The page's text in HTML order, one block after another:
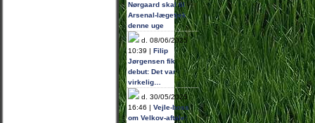
Nørgaard skal til
Arsenal-lægetjek
denne uge
d. 08/06/2025
10:39 | Filip
Jørgensen fik
debut: Det var
virkelig…
d. 30/05/2025
16:46 | Vejle-boss
om Velkov-aftale: